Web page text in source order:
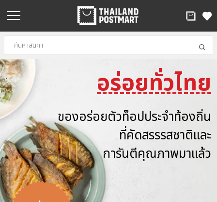
. อร่อยทั่วไทย
ของอร่อยตัวท็อปประจำท้องถิ่น
ที่คัดสรรรสชาติและ
การันตีคุณภาพมาแล้ว